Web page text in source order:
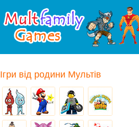
Ігри від родини Мультів